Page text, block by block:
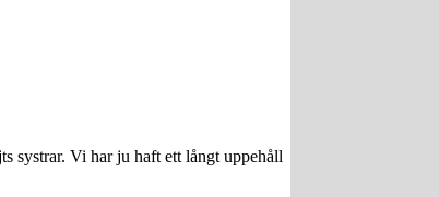
systrar. Vi har ju haft ett långt uppehåll